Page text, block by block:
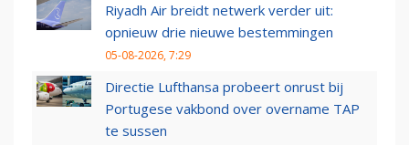
Riyadh Air breidt netwerk verder uit:
opnieuw drie nieuwe bestemmingen
05-08-2026, 7:29
Directie Lufthansa probeert onrust bij
Portugese vakbond over overname TAP
te sussen